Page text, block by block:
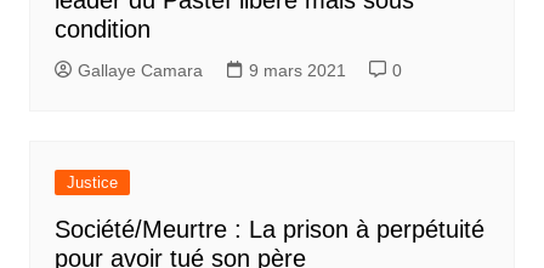
condition
Gallaye Camara 9 mars 2021 0
Justice
Société/Meurtre : La prison à perpétuité
pour avoir tué son père